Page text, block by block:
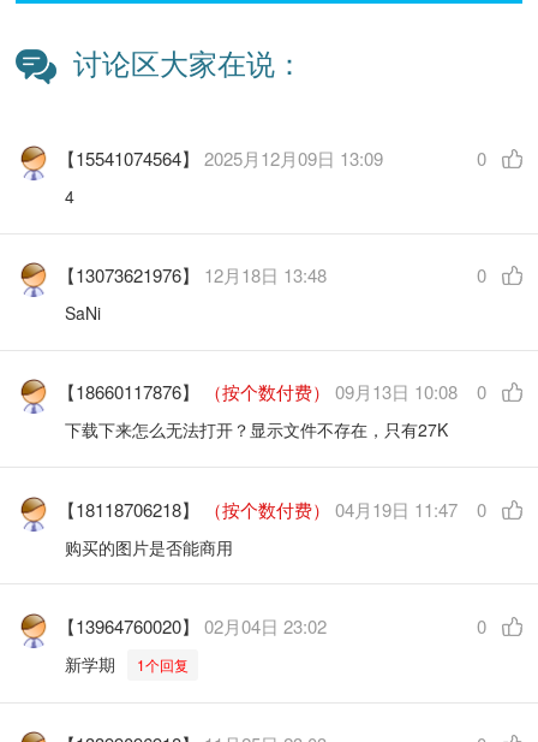
讨论区大家在说：
【15541074564】2025月12月09日 13:09 0
4
【13073621976】 12月18日 13:48 0
SaNi
【18660117876】 （按个数付费） 09月13日 10:08 0
下载下来怎么无法打开？显示文件不存在，只有27K
【18118706218】 （按个数付费） 04月19日 11:47 0
购买的图片是否能商用
【13964760020】02月04日 23:02 0
新学期 1个回复